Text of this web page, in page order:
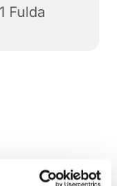
Fulda